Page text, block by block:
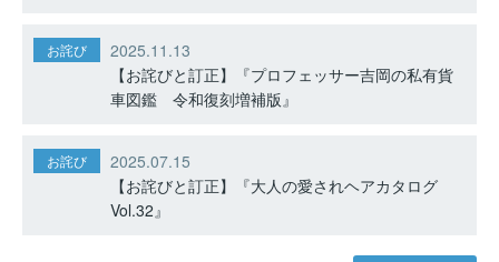
お詫び
2025.11.13
【お詫びと訂正】『プロフェッサー吉岡の私有貨
車図鑑 令和復刻増補版』
お詫び
2025.07.15
【お詫びと訂正】『大人の愛されヘアカタログ
Vol.32』